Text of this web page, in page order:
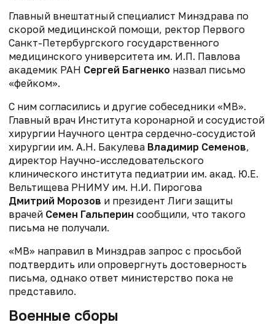
Главный внештатный специалист Минздрава по
скорой медицинской помощи, ректор Первого
Санкт-Петербургского государственного
медицинского университета им. И.П. Павлова
академик РАН Сергей Багненко назвал письмо
«фейком».
С ним согласились и другие собеседники «МВ».
Главный врач Института коронарной и сосудистой
хирургии Научного центра сердечно-сосудистой
хирургии им. А.Н. Бакулева Владимир Семенов,
директор Научно-исследовательского
клинического института педиатрии им. акад. Ю.Е.
Вельтищева РНИМУ им. Н.И. Пирогова
Дмитрий Морозов и президент Лиги защиты
врачей Семен Гальперин сообщили, что такого
письма не получали.
«МВ» направил в Минздрав запрос с просьбой
подтвердить или опровергнуть достоверность
письма, однако ответ министерство пока не
представило.
Военные сборы